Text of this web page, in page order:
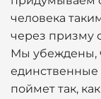
человека
через призму
Мы убеждены,
единственные
поймет так,